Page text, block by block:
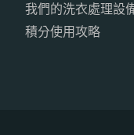
我們的洗衣處理設
積分使用攻略